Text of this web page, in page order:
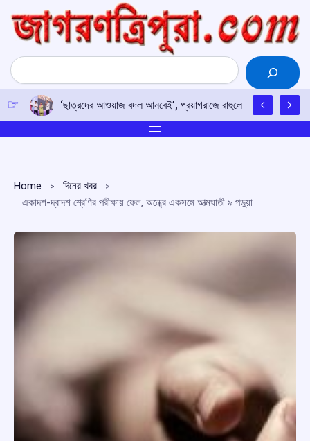
content
Search
‘ছাত্রদের আওয়াজ বদল আনবেই’, প্রয়াগরাজে রাহুলের হুঙ্কার
Home
দিনের খবর
একাদশ-দ্বাদশ শ্রেণির পরীক্ষায় ফেল, অন্ধ্রে একসঙ্গে আত্মঘাতী ৯ পড়ুয়া